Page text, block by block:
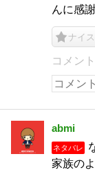
んに感
ナイス
コメン
abmi
ネタバレ
家族の